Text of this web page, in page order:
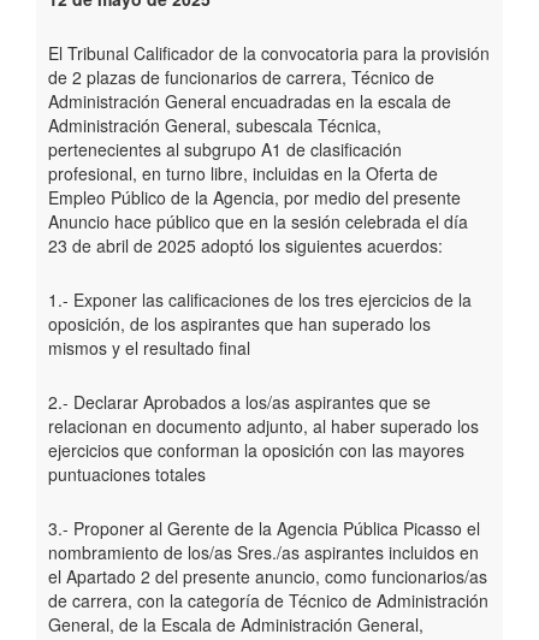
El Tribunal Calificador de la convocatoria para la provisión
de 2 plazas de funcionarios de carrera, Técnico de
Administración General encuadradas en la escala de
Administración General, subescala Técnica,
pertenecientes al subgrupo A1 de clasificación
profesional, en turno libre, incluidas en la Oferta de
Empleo Público de la Agencia, por medio del presente
Anuncio hace público que en la sesión celebrada el día
23 de abril de 2025 adoptó los siguientes acuerdos:
1.- Exponer las calificaciones de los tres ejercicios de la
oposición, de los aspirantes que han superado los
mismos y el resultado final
2.- Declarar Aprobados a los/as aspirantes que se
relacionan en documento adjunto, al haber superado los
ejercicios que conforman la oposición con las mayores
puntuaciones totales
3.- Proponer al Gerente de la Agencia Pública Picasso el
nombramiento de los/as Sres./as aspirantes incluidos en
el Apartado 2 del presente anuncio, como funcionarios/as
de carrera, con la categoría de Técnico de Administración
General, de la Escala de Administración General,